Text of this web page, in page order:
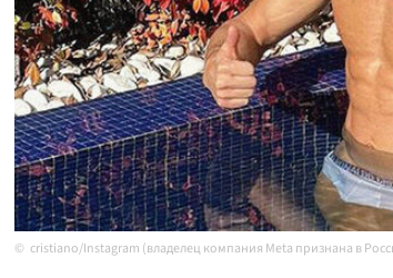
cristiano/Instagram (владелец компания Meta признана в